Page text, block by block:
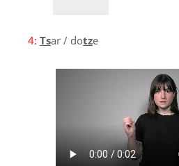
4: Tsar / dotze